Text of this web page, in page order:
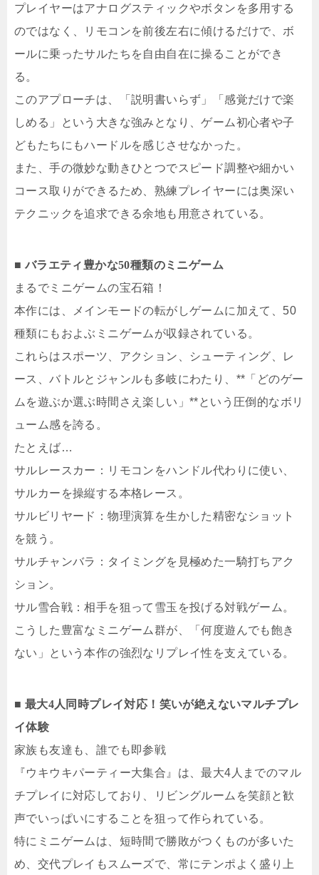
プレイヤーはアナログスティックやボタンを多用する
のではなく、リモコンを前後左右に傾けるだけで、ボ
ールに乗ったサルたちを自由自在に操ることができ
る。
このアプローチは、「説明書いらず」「感覚だけで楽
しめる」という大きな強みとなり、ゲーム初心者や子
どもたちにもハードルを感じさせなかった。
また、手の微妙な動きひとつでスピード調整や細かい
コース取りができるため、熟練プレイヤーには奥深い
テクニックを追求できる余地も用意されている。
■ バラエティ豊かな50種類のミニゲーム
まるでミニゲームの宝石箱！
本作には、メインモードの転がしゲームに加えて、50
種類にもおよぶミニゲームが収録されている。
これらはスポーツ、アクション、シューティング、レ
ース、バトルとジャンルも多岐にわたり、**「どのゲー
ムを遊ぶか選ぶ時間さえ楽しい」**という圧倒的なボリ
ューム感を誇る。
たとえば…
サルレースカー：リモコンをハンドル代わりに使い、
サルカーを操縦する本格レース。
サルビリヤード：物理演算を生かした精密なショット
を競う。
サルチャンバラ：タイミングを見極めた一騎打ちアク
ション。
サル雪合戦：相手を狙って雪玉を投げる対戦ゲーム。
こうした豊富なミニゲーム群が、「何度遊んでも飽き
ない」という本作の強烈なリプレイ性を支えている。
■ 最大4人同時プレイ対応！笑いが絶えないマルチプレ
イ体験
家族も友達も、誰でも即参戦
『ウキウキパーティー大集合』は、最大4人までのマル
チプレイに対応しており、リビングルームを笑顔と歓
声でいっぱいにすることを狙って作られている。
特にミニゲームは、短時間で勝敗がつくものが多いた
め、交代プレイもスムーズで、常にテンポよく盛り上